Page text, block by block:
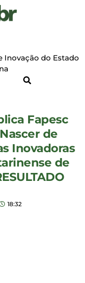
Inovação do Estado
Fapesc
de
Inovadoras
de
18:32